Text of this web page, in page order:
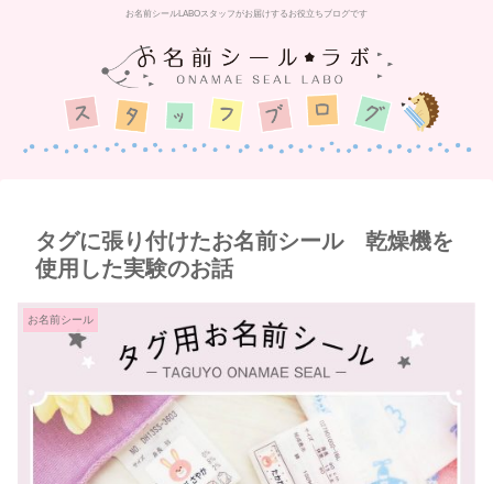
お名前シールLABOスタッフがお届けするお役立ちブログです
タグに張り付けたお名前シール 乾燥機を
使用した実験のお話
お名前シール